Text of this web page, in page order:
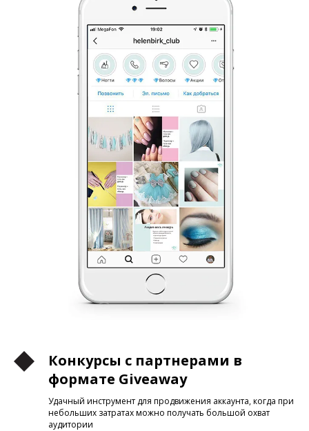
Конкурсы с партнерами в
формате Giveaway
Удачный инструмент для продвижения аккаунта, когда при
небольших затратах можно получать большой охват
аудитории